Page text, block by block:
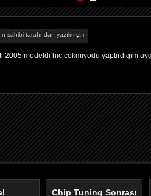
sahibi tarafından yazılmıştır
2005 modeldi hic cekmiyodu yaptirdigim
Chip Tuning Sonrası